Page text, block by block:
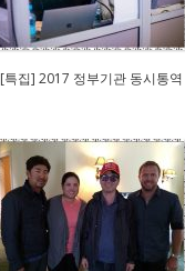
[특집] 2017 정부기관 동시통역